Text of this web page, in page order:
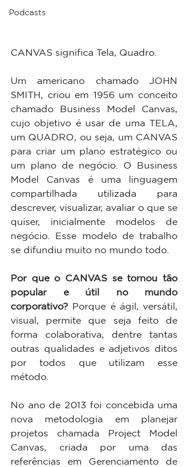
Podcasts
CANVAS significa Tela, Quadro.
Um americano chamado JOHN
SMITH, criou em 1956 um conceito
chamado Business Model Canvas,
cujo objetivo é usar de uma TELA,
um QUADRO, ou seja, um CANVAS
para criar um plano estratégico ou
um plano de negócio. O Business
Model Canvas é uma linguagem
compartilhada utilizada para
descrever, visualizar, avaliar o que se
quiser, inicialmente modelos de
negócio. Esse modelo de trabalho
se difundiu muito no mundo todo.
Por que o CANVAS se tornou tão
popular e útil no mundo
corporativo? Porque é ágil, versátil,
visual, permite que seja feito de
forma colaborativa, dentre tantas
outras qualidades e adjetivos ditos
por todos que utilizam esse
método.
No ano de 2013 foi concebida uma
nova metodologia em planejar
projetos chamada Project Model
Canvas, criada por uma das
referências em Gerenciamento de